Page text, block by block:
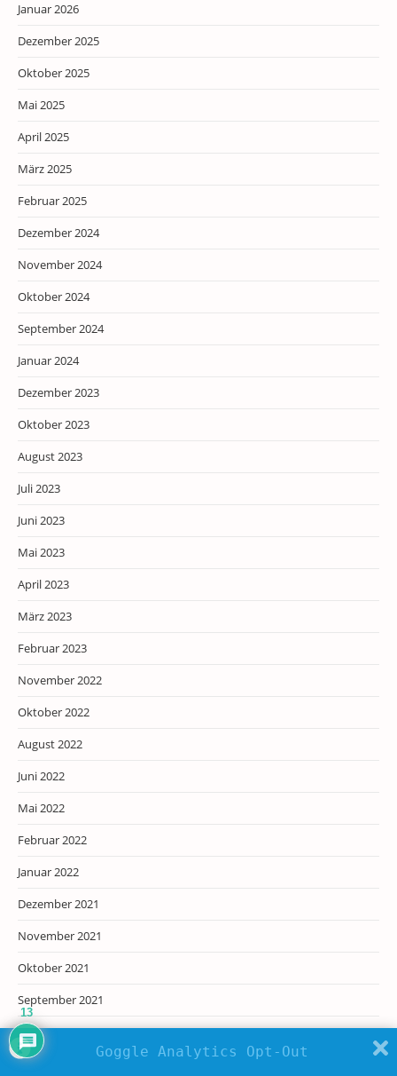
Januar 2026
Dezember 2025
Oktober 2025
Mai 2025
April 2025
März 2025
Februar 2025
Dezember 2024
November 2024
Oktober 2024
September 2024
Januar 2024
Dezember 2023
Oktober 2023
August 2023
Juli 2023
Juni 2023
Mai 2023
April 2023
März 2023
Februar 2023
November 2022
Oktober 2022
August 2022
Juni 2022
Mai 2022
Februar 2022
Januar 2022
Dezember 2021
November 2021
Oktober 2021
September 2021
August 2021
Juli 2021
Goggle Analytics Opt-Out
13